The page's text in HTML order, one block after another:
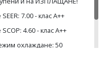
7.00 - клас А++
4.60 - клас А++
охлаждане: 50